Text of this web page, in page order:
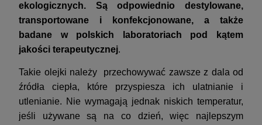
ekologicznych. Są odpowiednio destylowane,
transportowane i konfekcjonowane, a także
badane w polskich laboratoriach pod kątem
jakości terapeutycznej.
Takie olejki należy przechowywać zawsze z dala od
źródła ciepła, które przyspiesza ich ulatnianie i
utlenianie. Nie wymagają jednak niskich temperatur,
jeśli używane są na co dzień, więc najlepszym